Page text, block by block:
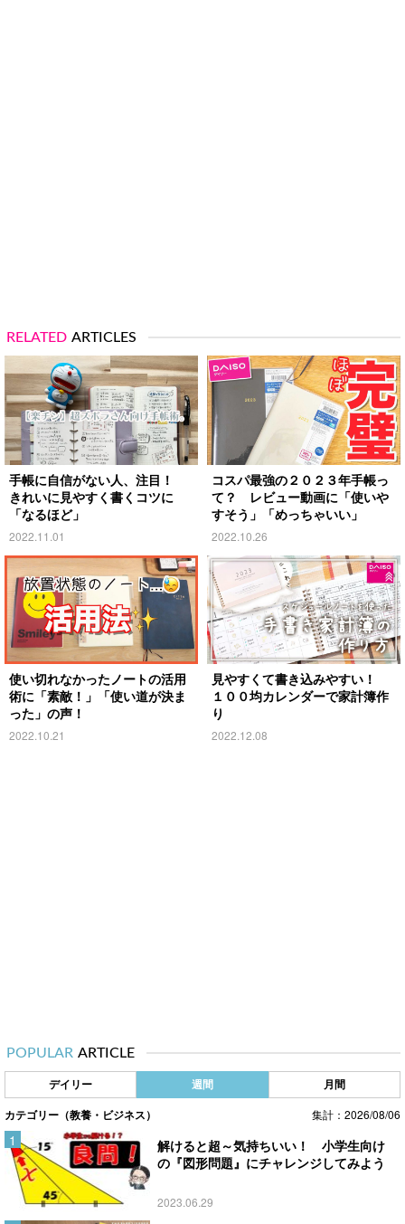
RELATED ARTICLES
手帳に自信がない人、注目！
きれいに見やすく書くコツに
「なるほど」
2022.11.01
コスパ最強の２０２３年手帳っ
て？ レビュー動画に「使いや
すそう」「めっちゃいい」
2022.10.26
使い切れなかったノートの活用
術に「素敵！」「使い道が決ま
った」の声！
2022.10.21
見やすくて書き込みやすい！
１００均カレンダーで家計簿作
り
2022.12.08
POPULAR ARTICLE
デイリー 週間 月間
カテゴリー（教養・ビジネス） 集計：2026/08/06
解けると超～気持ちいい！ 小学生向け
の『図形問題』にチャレンジしてみよう
2023.06.29